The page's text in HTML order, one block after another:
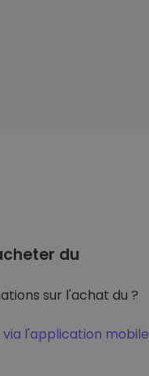
du
sur l'achat du ?
l'application mobile